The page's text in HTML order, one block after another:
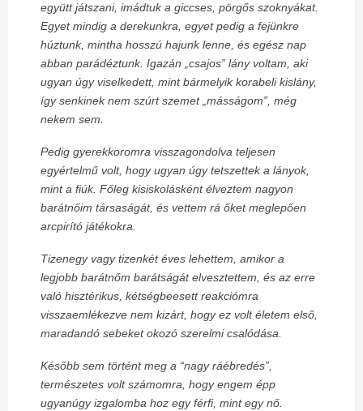
együtt játszani, imádtuk a giccses, pörgős szoknyákat.
Egyet mindig a derekunkra, egyet pedig a fejünkre
húztunk, mintha hosszú hajunk lenne, és egész nap
abban parádéztunk. Igazán „csajos” lány voltam, aki
ugyan úgy viselkedett, mint bármelyik korabeli kislány,
így senkinek nem szúrt szemet „másságom”, még
nekem sem.
Pedig gyerekkoromra visszagondolva teljesen
egyértelmű volt, hogy ugyan úgy tetszettek a lányok,
mint a fiúk. Főleg kisiskolásként élveztem nagyon
barátnőim társaságát, és vettem rá őket meglepően
arcpirító játékokra.
Tizenegy vagy tizenkét éves lehettem, amikor a
legjobb barátnőm barátságát elvesztettem, és az erre
való hisztérikus, kétségbeesett reakciómra
visszaemlékezve nem kizárt, hogy ez volt életem első,
maradandó sebeket okozó szerelmi csalódása.
Később sem történt meg a “nagy ráébredés”,
természetes volt számomra, hogy engem épp
ugyanúgy izgalomba hoz egy férfi, mint egy nő.